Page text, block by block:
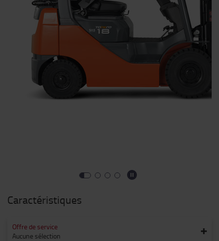
Caractéristiques
Offre de service
Aucune sélection